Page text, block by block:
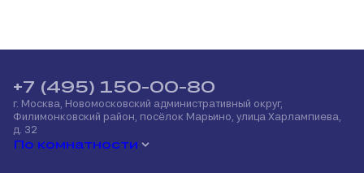
По комнатности
+7 (495) 150-00-80
г. Москва, Новомосковский административный округ,
Филимонковский район, посёлок Марьино, улица Харлампиева,
д. 32